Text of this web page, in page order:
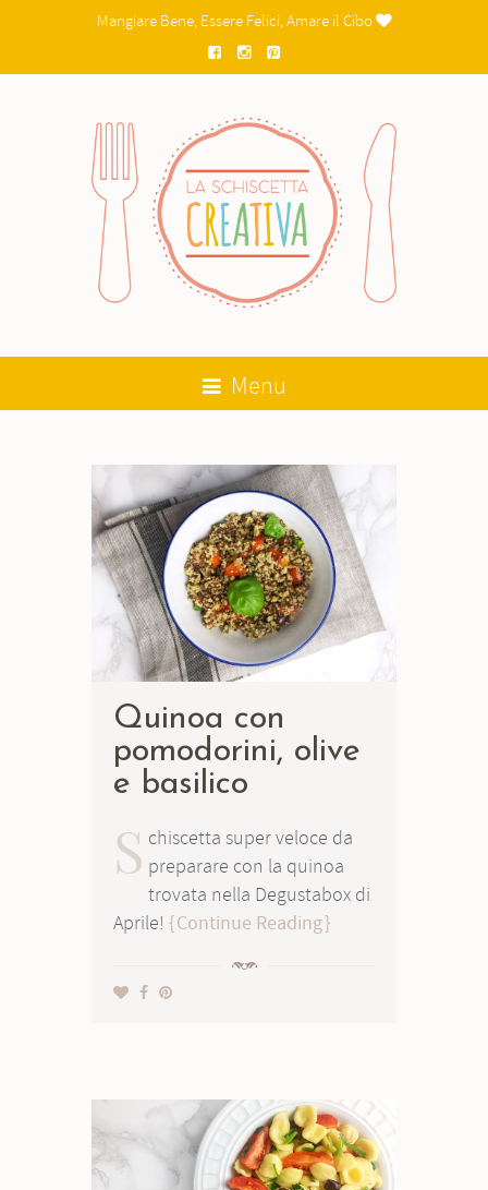
Mangiare Bene, Essere Felici, Amare il Cibo 
Menu
Quinoa con
pomodorini, olive
e basilico
S chiscetta super veloce da
preparare con la quinoa
trovata nella Degustabox di
Aprile!
Continue Reading